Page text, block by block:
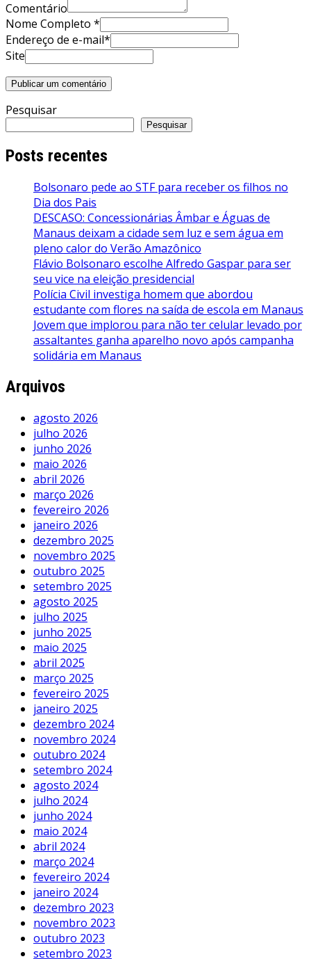
Comentário
Nome Completo *
Endereço de e-mail*
Site
Pesquisar
Pesquisar
Posts recentes
Bolsonaro pede ao STF para receber os filhos no
Dia dos Pais
DESCASO: Concessionárias Âmbar e Águas de
Manaus deixam a cidade sem luz e sem água em
pleno calor do Verão Amazônico
Flávio Bolsonaro escolhe Alfredo Gaspar para ser
seu vice na eleição presidencial
Polícia Civil investiga homem que abordou
estudante com flores na saída de escola em Manaus
Jovem que implorou para não ter celular levado por
assaltantes ganha aparelho novo após campanha
solidária em Manaus
Arquivos
agosto 2026
julho 2026
junho 2026
maio 2026
abril 2026
março 2026
fevereiro 2026
janeiro 2026
dezembro 2025
novembro 2025
outubro 2025
setembro 2025
agosto 2025
julho 2025
junho 2025
maio 2025
abril 2025
março 2025
fevereiro 2025
janeiro 2025
dezembro 2024
novembro 2024
outubro 2024
setembro 2024
agosto 2024
julho 2024
junho 2024
maio 2024
abril 2024
março 2024
fevereiro 2024
janeiro 2024
dezembro 2023
novembro 2023
outubro 2023
setembro 2023